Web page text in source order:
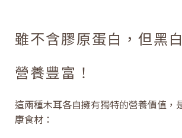
雖不含膠原蛋白，但黑
營養豐富！
這兩種木耳各自擁有獨特的營養價值，
康食材：